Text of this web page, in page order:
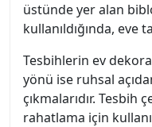
üstünde yer alan
kullanıldığında, eve
Tesbihlerin ev
yönü ise ruhsal
çıkmalarıdır. Tesbih
rahatlama için